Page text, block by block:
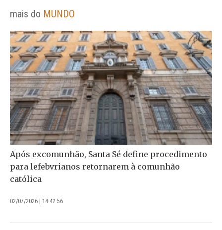
mais do MUNDO
Após excomunhão, Santa Sé define procedimento
para lefebvrianos retornarem à comunhão
católica
02/07/2026 | 14:42:56